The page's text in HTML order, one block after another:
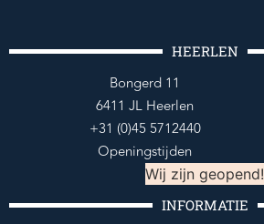
HEERLEN
Bongerd 11
6411 JL Heerlen
+31 (0)45 5712440
Openingstijden
Wij zijn geopend!
INFORMATIE